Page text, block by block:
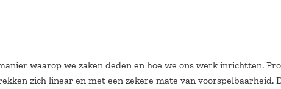
waarop we zaken deden en hoe we ons werk inrichtten.
zich linear en met een zekere mate van voorspelbaarheid.